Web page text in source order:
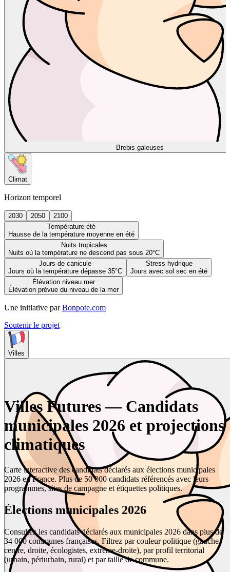
Brebis galeuses
Climat
Horizon temporel
2030 2050
2100
Température été
Hausse de la température moyenne en été
Nuits tropicales
Nuits où la température ne descend pas sous 20°C
Jours de canicule
Jours où la température dépasse 35°C
Stress hydrique
Jours avec sol sec en été
Élévation niveau mer
Élévation prévue du niveau de la mer
Une initiative par Bonpote.com
Soutenir le projet
Villes
Villes Futures — Candidats
municipales 2026 et projections
climatiques
Carte interactive des candidats déclarés aux élections municipales
2026 en France. Plus de 50 000 candidats référencés avec leurs
programmes, sites de campagne et étiquettes politiques.
Élections municipales 2026
Consultez les candidats déclarés aux municipales 2026 dans plus de
34 000 communes françaises. Filtrez par couleur politique (gauche,
centre, droite, écologistes, extrême-droite), par profil territorial
(urbain, périurbain, rural) et par taille de commune.